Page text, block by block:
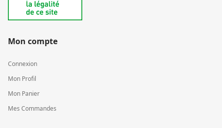
Mon compte
Connexion
Mon Profil
Mon Panier
Mes Commandes